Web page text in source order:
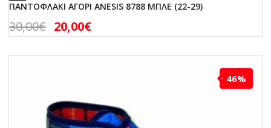
ΠΑΝΤΟΦΛΑΚΙ ΑΓΟΡΙ ANESIS 8788 ΜΠΛΕ (22-29)
30,00€ 20,00€
46%